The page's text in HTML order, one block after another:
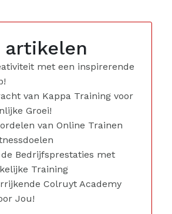
artikelen
met een inspirerende
van Kappa Training voor
Groei!
van Online Trainen
Bedrijfsprestaties met
Training
Colruyt Academy
Jou!